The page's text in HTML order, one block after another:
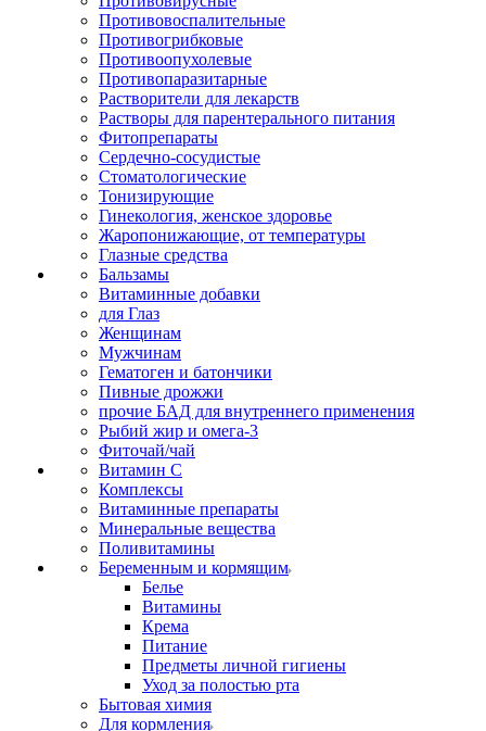
Противовоспалительные
Противогрибковые
Противоопухолевые
Противопаразитарные
Растворители для лекарств
Растворы для парентерального питания
Фитопрепараты
Сердечно-сосудистые
Стоматологические
Тонизирующие
Гинекология, женское здоровье
Жаропонижающие, от температуры
Глазные средства
Бальзамы
Витаминные добавки
для Глаз
Женщинам
Мужчинам
Гематоген и батончики
Пивные дрожжи
прочие БАД для внутреннего применения
Рыбий жир и омега-3
Фиточай/чай
Витамин С
Комплексы
Витаминные препараты
Минеральные вещества
Поливитамины
Беременным и кормящим
Белье
Витамины
Крема
Питание
Предметы личной гигиены
Уход за полостью рта
Бытовая химия
Для кормления